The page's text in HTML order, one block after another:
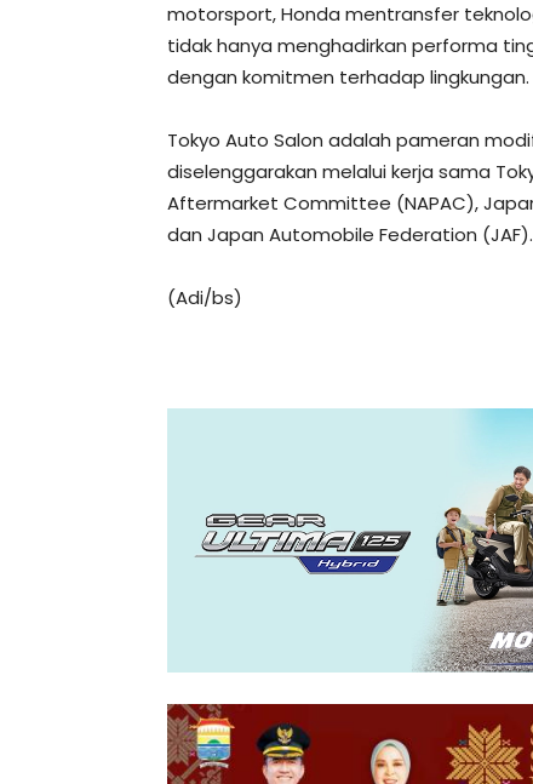
motorsport, Honda mentransfer
tidak hanya menghadirkan performa
dengan komitmen terhadap lingkungan.
Tokyo Auto Salon adalah pameran
diselenggarakan melalui kerja sama
Aftermarket Committee (NAPAC),
dan Japan Automobile Federation (JAF).
(Adi/bs)